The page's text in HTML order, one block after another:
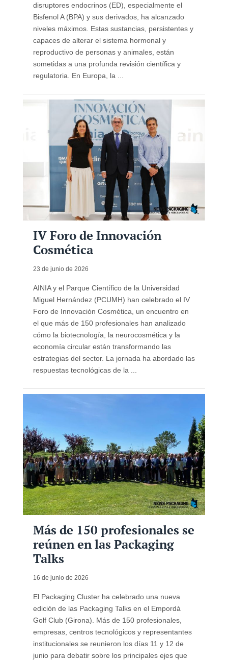
disruptores endocrinos (ED), especialmente el
Bisfenol A (BPA) y sus derivados, ha alcanzado
niveles máximos. Estas sustancias, persistentes y
capaces de alterar el sistema hormonal y
reproductivo de personas y animales, están
sometidas a una profunda revisión científica y
regulatoria. En Europa, la ...
IV Foro de Innovación
Cosmética
23 de junio de 2026
AINIA y el Parque Científico de la Universidad
Miguel Hernández (PCUMH) han celebrado el IV
Foro de Innovación Cosmética, un encuentro en
el que más de 150 profesionales han analizado
cómo la biotecnología, la neurocosmética y la
economía circular están transformando las
estrategias del sector. La jornada ha abordado las
respuestas tecnológicas de la ...
Más de 150 profesionales se
reúnen en las Packaging
Talks
16 de junio de 2026
El Packaging Cluster ha celebrado una nueva
edición de las Packaging Talks en el Empordà
Golf Club (Girona). Más de 150 profesionales,
empresas, centros tecnológicos y representantes
institucionales se reunieron los días 11 y 12 de
junio para debatir sobre los principales ejes que